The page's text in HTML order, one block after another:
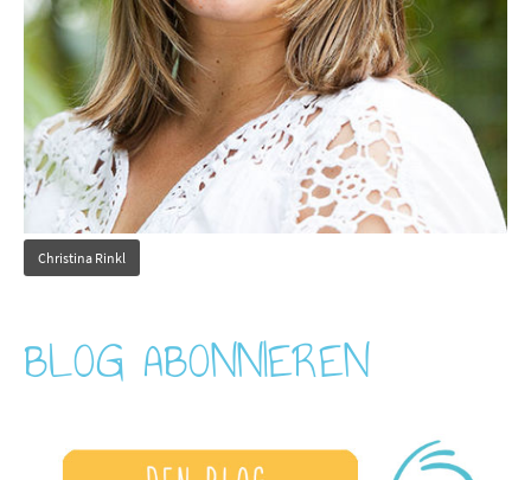
Christina Rinkl
BLOG ABONNIEREN